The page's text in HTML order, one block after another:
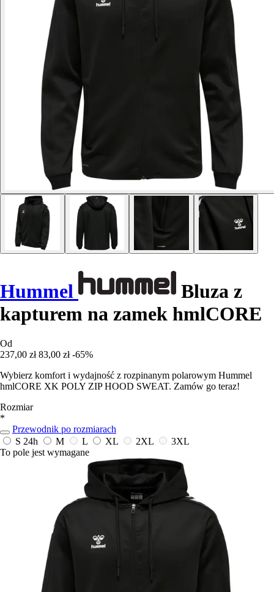
Hummel
Bluza z
kapturem na zamek hmlCORE
Od
237,00 zł 83,00 zł -65%
Wybierz komfort i wydajność z rozpinanym polarowym Hummel
hmlCORE XK POLY ZIP HOOD SWEAT. Zamów go teraz!
Rozmiar
*
Przewodnik po rozmiarach
S 24h M L XL 2XL
3XL
To pole jest wymagane